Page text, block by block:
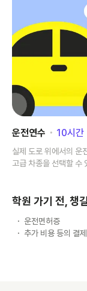
운전연수 ･ 10시간
실제 도로 위에서의 운
고급 차종을 선택할 수
학원 가기 전, 챙
운전면허증
추가 비용 등의 결